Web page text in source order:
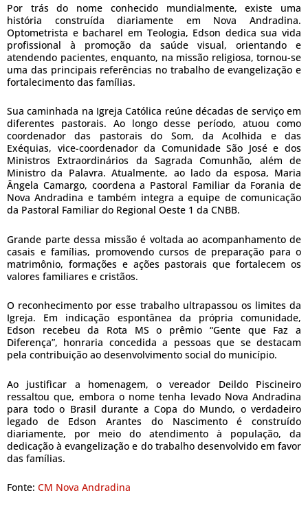
Por trás do nome conhecido mundialmente, existe uma
história construída diariamente em Nova Andradina.
Optometrista e bacharel em Teologia, Edson dedica sua vida
profissional à promoção da saúde visual, orientando e
atendendo pacientes, enquanto, na missão religiosa, tornou-se
uma das principais referências no trabalho de evangelização e
fortalecimento das famílias.
Sua caminhada na Igreja Católica reúne décadas de serviço em
diferentes pastorais. Ao longo desse período, atuou como
coordenador das pastorais do Som, da Acolhida e das
Exéquias, vice-coordenador da Comunidade São José e dos
Ministros Extraordinários da Sagrada Comunhão, além de
Ministro da Palavra. Atualmente, ao lado da esposa, Maria
Ângela Camargo, coordena a Pastoral Familiar da Forania de
Nova Andradina e também integra a equipe de comunicação
da Pastoral Familiar do Regional Oeste 1 da CNBB.
Grande parte dessa missão é voltada ao acompanhamento de
casais e famílias, promovendo cursos de preparação para o
matrimônio, formações e ações pastorais que fortalecem os
valores familiares e cristãos.
O reconhecimento por esse trabalho ultrapassou os limites da
Igreja. Em indicação espontânea da própria comunidade,
Edson recebeu da Rota MS o prêmio “Gente que Faz a
Diferença”, honraria concedida a pessoas que se destacam
pela contribuição ao desenvolvimento social do município.
Ao justificar a homenagem, o vereador Deildo Piscineiro
ressaltou que, embora o nome tenha levado Nova Andradina
para todo o Brasil durante a Copa do Mundo, o verdadeiro
legado de Edson Arantes do Nascimento é construído
diariamente, por meio do atendimento à população, da
dedicação à evangelização e do trabalho desenvolvido em favor
das famílias.
Fonte: CM Nova Andradina